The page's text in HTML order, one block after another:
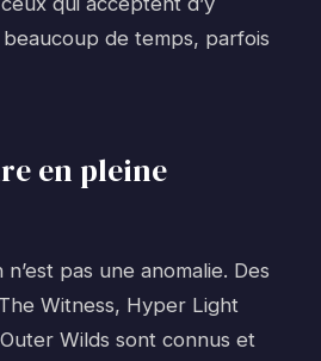
de temps, parfois
en pleine
pas une anomalie. Des
Witness, Hyper Light
Wilds sont connus et